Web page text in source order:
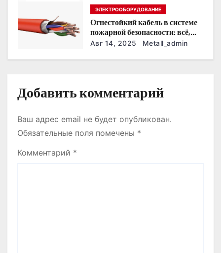
с
ЭЛЕКТРООБОРУДОВАНИЕ
Огнестойкий кабель в системе
пожарной безопасности: всё,
что нужно знать
Авг 14, 2025 Metall_admin
Добавить комментарий
Ваш адрес email не будет опубликован.
Обязательные поля помечены *
Комментарий *